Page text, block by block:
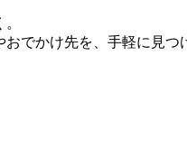
でかけ先を、手軽に見つ